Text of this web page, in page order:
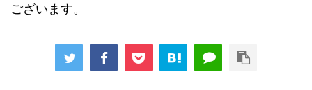
ございます。